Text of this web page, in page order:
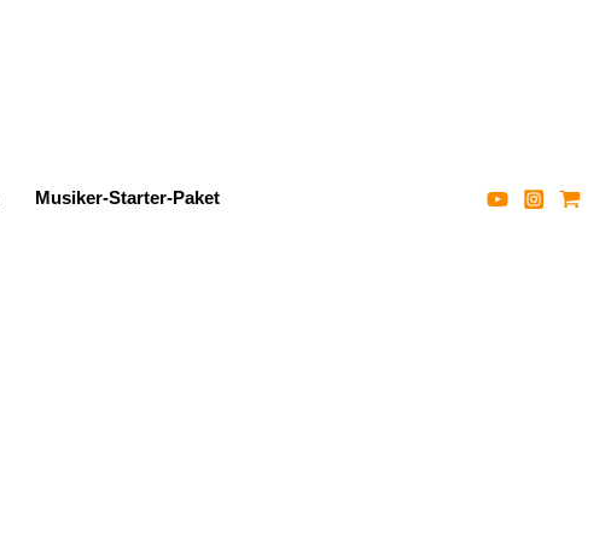
Musiker-Starter-Paket